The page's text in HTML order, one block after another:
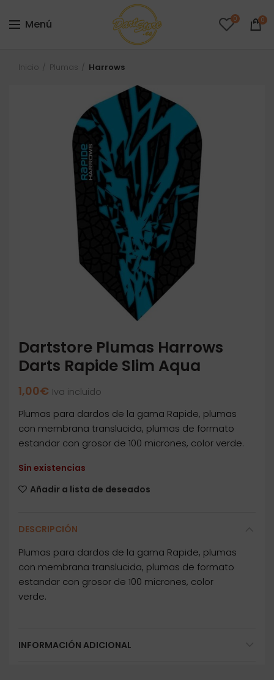
Menú 0 0
Inicio Plumas Harrows
Dartstore Plumas Harrows
Darts Rapide Slim Aqua
1,00€ Iva incluido
Plumas para dardos de la gama Rapide, plumas
con membrana translucida, plumas de formato
estandar con grosor de 100 micrones, color verde.
Sin existencias
Añadir a lista de deseados
DESCRIPCIÓN
Plumas para dardos de la gama Rapide, plumas
con membrana translucida, plumas de formato
estandar con grosor de 100 micrones, color
verde.
INFORMACIÓN ADICIONAL